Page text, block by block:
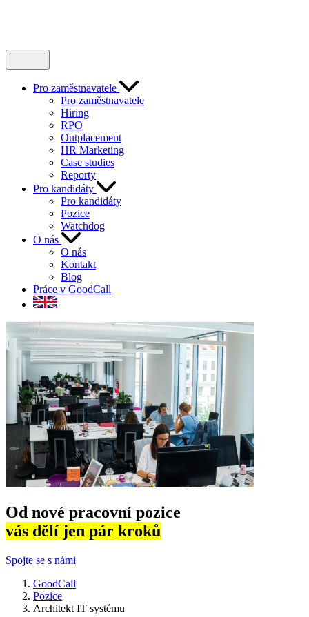
Pro zaměstnavatele
Pro zaměstnavatele
Hiring
RPO
Outplacement
HR Marketing
Case studies
Reporty
Pro kandidáty
Pro kandidáty
Pozice
Watchdog
O nás
O nás
Kontakt
Blog
Práce v GoodCall
Od nové pracovní pozice
vás dělí jen pár kroků
Spojte se s námi
GoodCall
Pozice
Architekt IT systému